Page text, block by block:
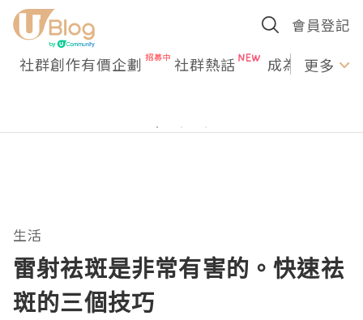
會員登記
社群創作有價企劃 社群熱話 成為U更多
生活
雷射祛斑是非常有害的。快速祛
斑的三個技巧